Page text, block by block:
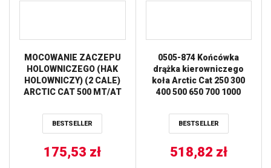
MOCOWANIE ZACZEPU
HOLOWNICZEGO (HAK
HOLOWNICZY) (2 CALE)
ARCTIC CAT 500 MT/AT
Alterra 700 ’16-’20,
Prowler 500 ’14-’20,
Wildcat ’14- ’19,
Commander 800/1000
BESTSELLER
175,53 zł
0505-874 Końcówka
drążka kierowniczego
koła Arctic Cat 250 300
400 500 650 700 1000
BESTSELLER
518,82 zł